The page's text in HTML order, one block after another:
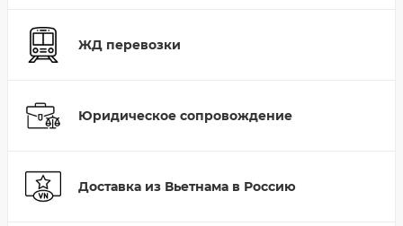
ЖД перевозки
Юридическое сопровождение
Доставка из Вьетнама в Россию